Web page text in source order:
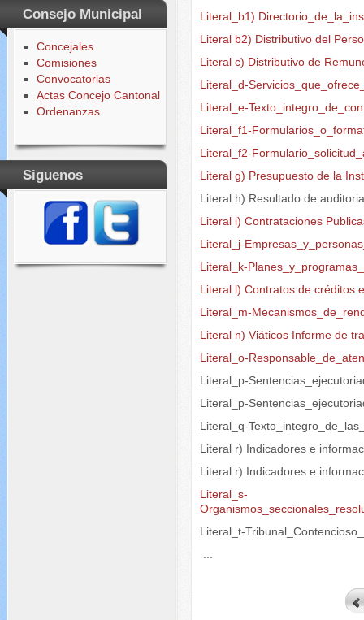
Consejo Municipal
Concejales
Comisiones
Convocatorias
Actas Concejo Cantonal
Ordenanzas
Siguenos
Literal_b1)
Literal b2) Distributivo del
Literal c) Distributivo de
Literal_d-
Literal_e-
Literal_f1-
Literal_f2-
Literal g) Presupuesto de la
Literal h) Resultado de
Literal i) Contrataciones
Literal_j-
Literal_k-
Literal l) Contratos de créditos
Literal_m-
Literal n) Viáticos Informe de
Literal_o-
Literal_p-
Literal_p-
Literal_q-
Literal r) Indicadores e
Literal r) Indicadores e
Literal_s-
Literal_t-